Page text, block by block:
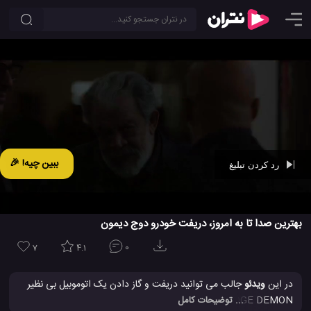
ببین چیه! 🎉
بهترین صدا تا به امروز، دریفت خودرو دوج دیمون
7 4.1 0
در اینویدئوجالب می توانید دریفت و گاز دادن یک اتوموبیل بی نظیر
DODGE DEMON را مشاهده کنید و از صدای فوق العاده و نمایش
... توضیحات کامل